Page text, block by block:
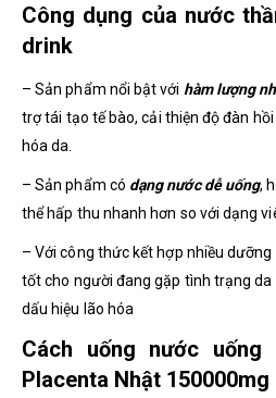
Công dụng của nước
drink
– Sản phẩm nổi bật với hàm lượng
trợ tái tạo tế bào, cải thiện độ đàn
hóa da.
– Sản phẩm có dạng nước dễ uống,
thể hấp thu nhanh hơn so với dạng
– Với công thức kết hợp nhiều
tốt cho người đang gặp tình trạng da
dấu hiệu lão hóa
Cách uống nước uống
Placenta Nhật 150000mg